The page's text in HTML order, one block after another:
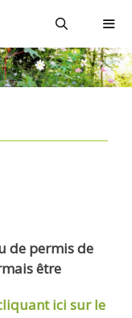
de permis de
être
ici sur le